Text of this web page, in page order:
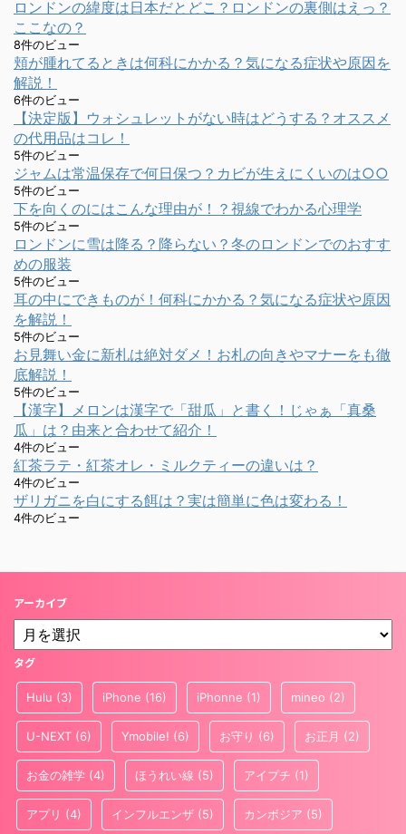
ロンドンの緯度は日本だとどこ？ロンドンの裏側はえっ？
ここなの？
8件のビュー
頬が腫れてるときは何科にかかる？気になる症状や原因を
解説！
6件のビュー
【決定版】ウォシュレットがない時はどうする？オススメ
の代用品はコレ！
5件のビュー
ジャムは常温保存で何日保つ？カビが生えにくいのは○○
5件のビュー
下を向くのにはこんな理由が！？視線でわかる心理学
5件のビュー
ロンドンに雪は降る？降らない？冬のロンドンでのおすす
めの服装
5件のビュー
耳の中にできものが！何科にかかる？気になる症状や原因
を解説！
5件のビュー
お見舞い金に新札は絶対ダメ！お札の向きやマナーをも徹
底解説！
5件のビュー
【漢字】メロンは漢字で「甜瓜」と書く！じゃぁ「真桑
瓜」は？由来と合わせて紹介！
4件のビュー
紅茶ラテ・紅茶オレ・ミルクティーの違いは？
4件のビュー
ザリガニを白にする餌は？実は簡単に色は変わる！
4件のビュー
アーカイブ
タグ
Hulu (3) iPhone (16) iPhonne (1) mineo (2)
U-NEXT (6) Ymobile! (6) お守り (6) お正月 (2)
お金の雑学 (4) ほうれい線 (5) アイプチ (1)
アプリ (4) インフルエンザ (5) カンボジア (5)